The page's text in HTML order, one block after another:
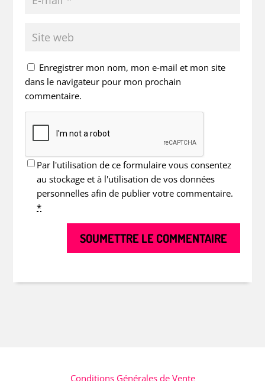
Enregistrer mon nom, mon e-mail et mon site
dans le navigateur pour mon prochain
commentaire.
Par l'utilisation de ce formulaire vous consentez
au stockage et à l'utilisation de vos données
personnelles afin de publier votre commentaire.
*
SOUMETTRE LE COMMENTAIRE
Conditions Générales de Vente